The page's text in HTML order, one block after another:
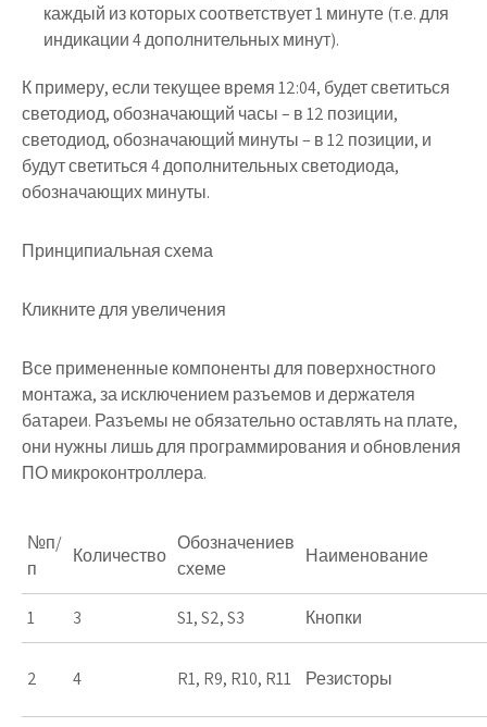
каждый из которых соответствует 1 минуте (т.е. для
индикации 4 дополнительных минут).
К примеру, если текущее время 12:04, будет светиться
светодиод, обозначающий часы – в 12 позиции,
светодиод, обозначающий минуты – в 12 позиции, и
будут светиться 4 дополнительных светодиода,
обозначающих минуты.
Принципиальная схема
Кликните для увеличения
Все примененные компоненты для поверхностного
монтажа, за исключением разъемов и держателя
батареи. Разъемы не обязательно оставлять на плате,
они нужны лишь для программирования и обновления
ПО микроконтроллера.
№п/
п
Количество
Обозначениев
схеме
Наименование
1 3 S1, S2, S3 Кнопки
2 4 R1, R9, R10, R11 Резисторы